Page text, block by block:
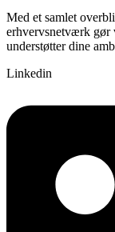
Med et samlet
erhvervsnetværk gør
understøtter dine
Linkedin